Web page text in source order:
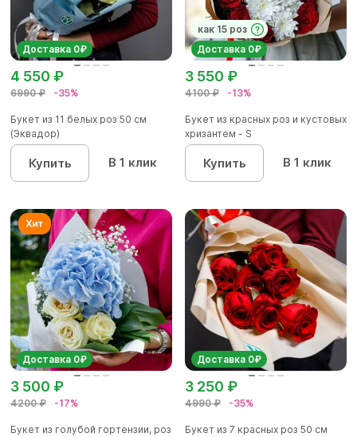
Доставка 0₽
6990 ₽ -35%
4 550 ₽
Букет из 11 белых роз 50 см
(Эквадор)
Купить В 1 клик
как 15 роз
Доставка 0₽
4100 ₽ -13%
3 550 ₽
Букет из красных роз и кустовых
хризантем - S
Купить В 1 клик
Доставка 0₽
4200 ₽ -17%
3 500 ₽
Букет из голубой гортензии, роз
Доставка 0₽
4990 ₽ -35%
3 250 ₽
Букет из 7 красных роз 50 см